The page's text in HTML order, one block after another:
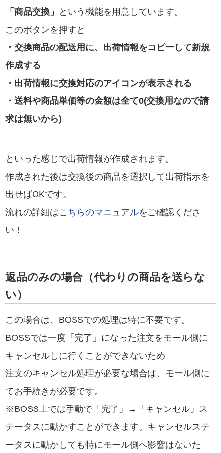
「商品交換」
という機能を用意しています。
このボタンを押すと
・交換商品の配送用に、出荷情報をコピーして新規
作成する
・出荷情報に交換対応のアイコンが表示される
・送料や商品単価等の金額は全て0(交換用なので請
求は無いから)
といった感じで出荷情報が作成されます。
作成された後は交換後の商品を選択して出荷指示を
出せばOKです。
流れの詳細はこちらのマニュアルをご確認くださ
い！
返品のみの場合（代わりの商品を送らな
い）
この場合は、BOSSでの処理は特に不要です。
BOSSでは一度「完了」になった注文をモール側に
キャンセルしに行くことができないため
注文のキャンセル処理が必要な場合は、モール側に
てお手続きが必要です。
※BOSS上では手動で「完了」→「キャンセル」ス
テータスに動かすことができます。キャンセルステ
ータスに動かしても特にモール側へ影響はないた